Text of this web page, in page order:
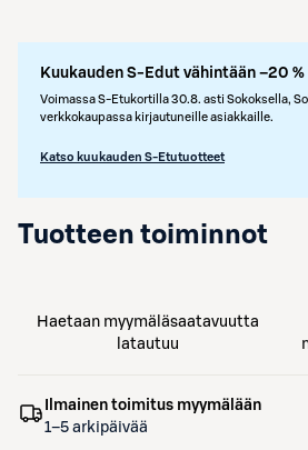
Kuukauden S-Edut vähintään –20 %
Voimassa S-Etukortilla 30.8. asti Sokoksella,
verkkokaupassa kirjautuneille asiakkaille.
Katso kuukauden S-Etutuotteet
Tuotteen toiminnot
Haetaan myymäläsaatavuutta
latautuu
Ilmainen toimitus myymälään
1–5 arkipäivää